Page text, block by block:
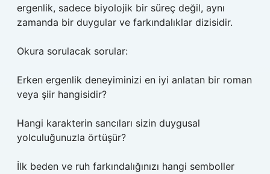
ergenlik, sadece biyolojik bir süreç değil, aynı
zamanda bir duygular ve farkındalıklar dizisidir.
Okura sorulacak sorular:
Erken ergenlik deneyiminizi en iyi anlatan bir roman
veya şiir hangisidir?
Hangi karakterin sancıları sizin duygusal
yolculuğunuzla örtüşür?
İlk beden ve ruh farkındalığınızı hangi semboller